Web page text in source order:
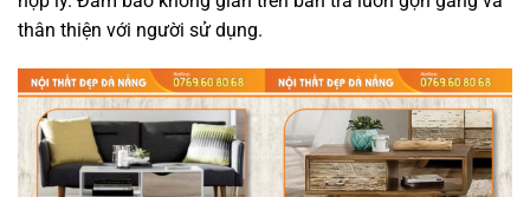
thân thiện với người sử dụng.